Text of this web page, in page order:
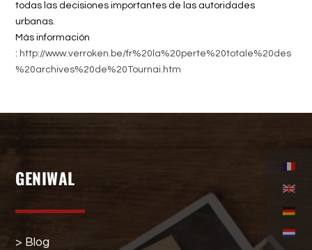
todas las decisiones importantes de las autoridades
urbanas.
Más información
: http://www.verroken.be/fr%20la%20perte%20totale%20des
%20archives%20de%20Tournai.htm
GENIWAL
> Blog